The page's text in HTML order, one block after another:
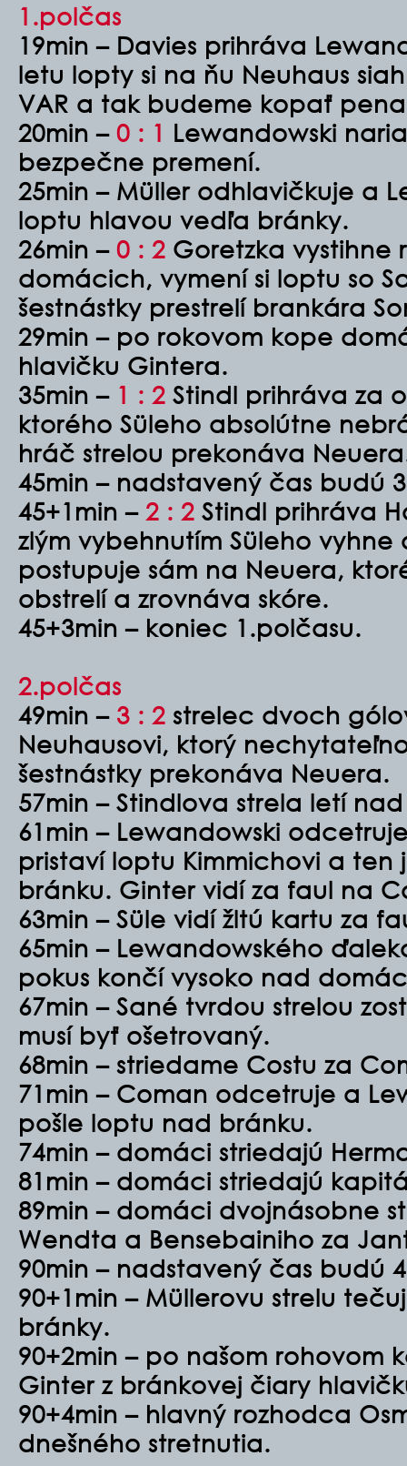
1.polčas
19min – Davies prihráva
letu lopty si na ňu Neuhaus
VAR a tak budeme kopať
20min –0 : 1 Lewandowski
bezpečne premení.
25min – Müller odhlavičkuje a
loptu hlavou vedľa bránky.
26min – 0 : 2 Goretzka vystihne
domácich, vymení si loptu so
šestnástky prestrelí brankára
29min – po rokovom kope
hlavičku Gintera.
35min – 1 : 2 Stindl prihráva za
ktorého Süleho absolútne
hráč strelou prekonáva
45min – nadstavený čas budú
45+1min – 2 : 2 Stindl prihráva
zlým vybehnutím Süleho
postupuje sám na Neuera,
obstrelí a zrovnáva skóre.
45+3min – koniec 1.polčasu.
2.polčas
49min – 3 : 2 strelec dvoch
Neuhausovi, ktorý
šestnástky prekonáva Neuera.
57min – Stindlova strela letí
61min – Lewandowski
pristaví loptu Kimmichovi a ten
bránku. Ginter vidí za faul na
63min – Süle vidí žltú kartu za
65min – Lewandowského
pokus končí vysoko nad
67min – Sané tvrdou strelou
musí byť ošetrovaný.
68min – striedame Costu za
71min – Coman odcetruje a
pošle loptu nad bránku.
74min – domáci striedajú
81min – domáci striedajú
89min – domáci dvojnásobne
Wendta a Bensebainiho za
90min – nadstavený čas budú
90+1min – Müllerovu strelu
bránky.
90+2min – po našom rohovom
Ginter z bránkovej čiary
90+4min – hlavný rozhodca
dnešného stretnutia.